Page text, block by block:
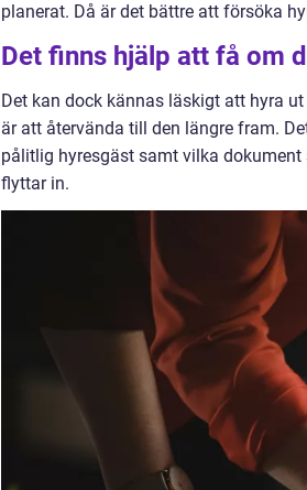
planerat. Då är det bättre att försöka
Det finns hjälp att få om
Det kan dock kännas läskigt att hyra
är att återvända till den längre fram.
pålitlig hyresgäst samt vilka
flyttar in.